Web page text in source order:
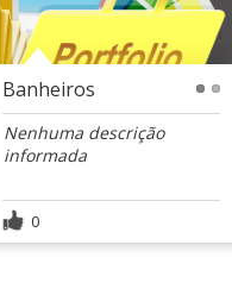
Banheiros
Nenhuma descrição
informada
0